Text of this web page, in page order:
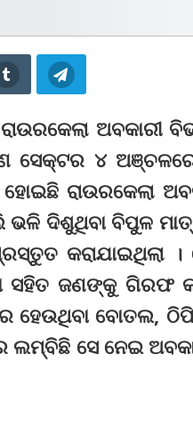
ଅବକାରୀ
ସେକ୍ଟର ୪
ରାଉରକେଲା
ଦିଶୁଥିବା ବିପୁଳ
ସହିତ ଜଣଙ୍କୁ ଗିରଫ
ହେଉଥିବା ବୋତଲ,
ସେ ନେଇ